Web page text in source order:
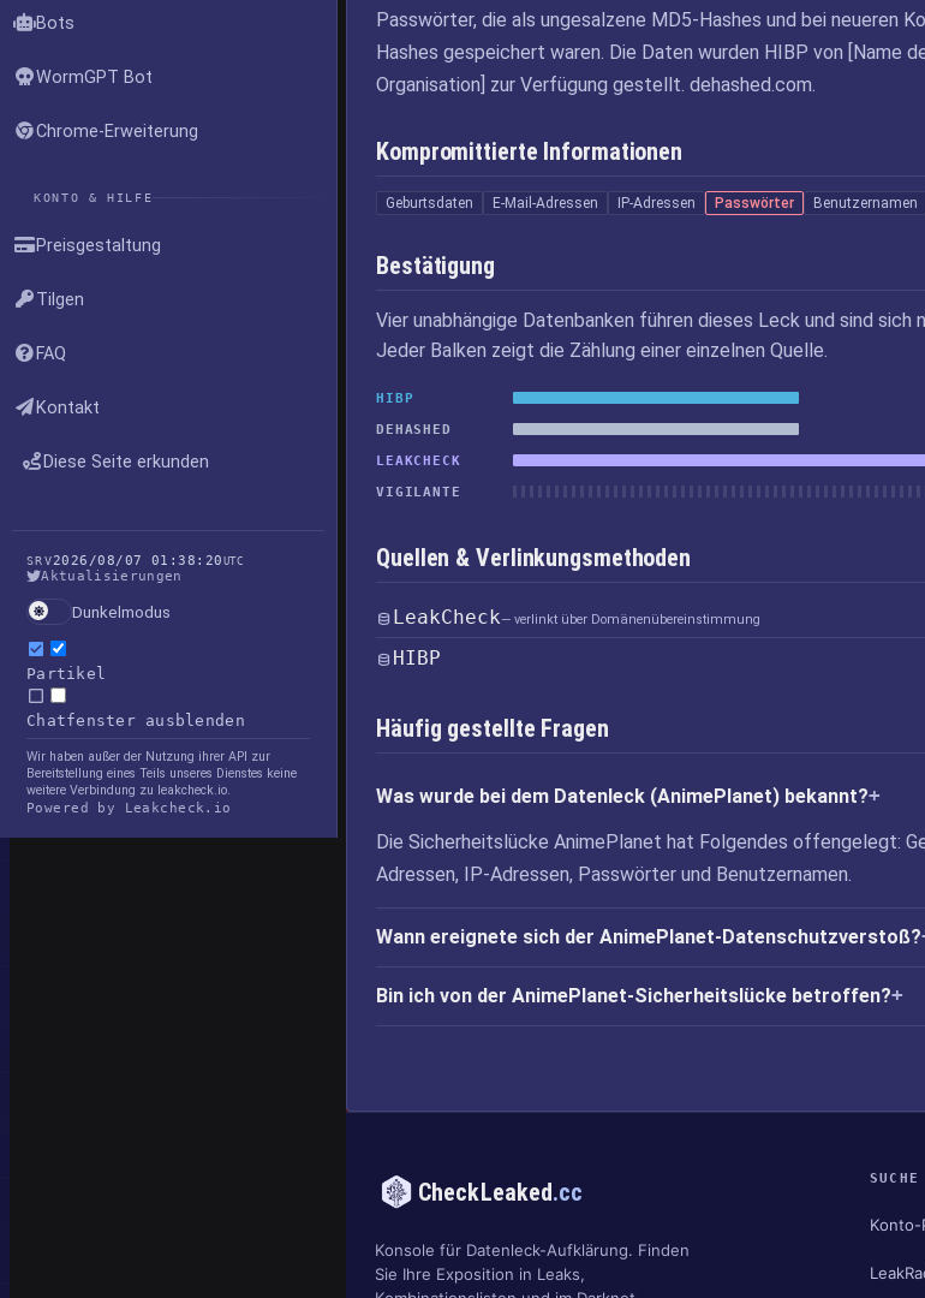
Bots
WormGPT Bot
Chrome-Erweiterung
KONTO & HILFE
Preisgestaltung
Tilgen
FAQ
Kontakt
Diese Seite erkunden
SRV2026/08/07 01:38:20UTC
Aktualisierungen
Dunkelmodus
Partikel
Chatfenster ausblenden
Wir haben außer der Nutzung ihrer API zur
Bereitstellung eines Teils unseres Dienstes keine
weitere Verbindung zu leakcheck.io.
Powered by Leakcheck.io
Passwörter, die als ungesalzene MD5-Hashes und bei neueren
Hashes gespeichert waren. Die Daten wurden HIBP von [Name
Organisation] zur Verfügung gestellt. dehashed.com.
Kompromittierte Informationen
Geburtsdaten E-Mail-Adressen IP-Adressen Passwörter Benutzernamen
Bestätigung
Vier unabhängige Datenbanken führen dieses Leck und sind sich
Jeder Balken zeigt die Zählung einer einzelnen Quelle.
HIBP
DEHASHED
LEAKCHECK
VIGILANTE
Quellen & Verlinkungsmethoden
LeakCheck— verlinkt über Domänenübereinstimmung
HIBP
Häufig gestellte Fragen
Was wurde bei dem Datenleck (AnimePlanet) bekannt?
Die Sicherheitslücke AnimePlanet hat Folgendes offengelegt:
Adressen, IP-Adressen, Passwörter und Benutzernamen.
Wann ereignete sich der AnimePlanet-Datenschutzverstoß?
Bin ich von der AnimePlanet-Sicherheitslücke betroffen?
CheckLeaked.cc
Konsole für Datenleck-Aufklärung. Finden
Sie Ihre Exposition in Leaks,
SUCHE